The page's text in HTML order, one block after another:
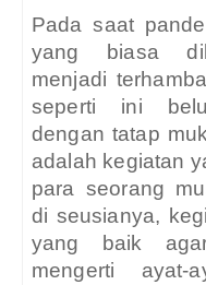
Pada saat
yang biasa
menjadi
seperti ini
dengan tatap
adalah kegiatan
para seorang
di seusianya,
yang baik
mengerti ayat-